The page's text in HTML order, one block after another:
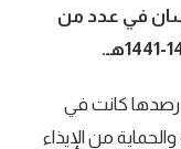
الإنسان في عدد من
رصدها كانت في
من الإيذاء